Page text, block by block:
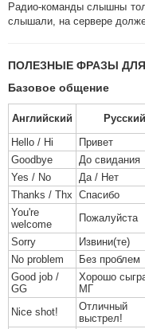
Радио-команды слышны
слышали, на сервере
ПОЛЕЗНЫЕ ФРАЗЫ ДЛЯ
Базовое общение
Английский Русский
Hello / Hi
Привет
Goodbye
До свидания
Yes / No
Да / Нет
Thanks / Thx Спасибо
You're
welcome
Пожалуйста
Sorry
Извини(те)
No problem
Без проблем
Good job /
GG
Хорошо
МГ
Nice shot!
Отличный
выстрел!